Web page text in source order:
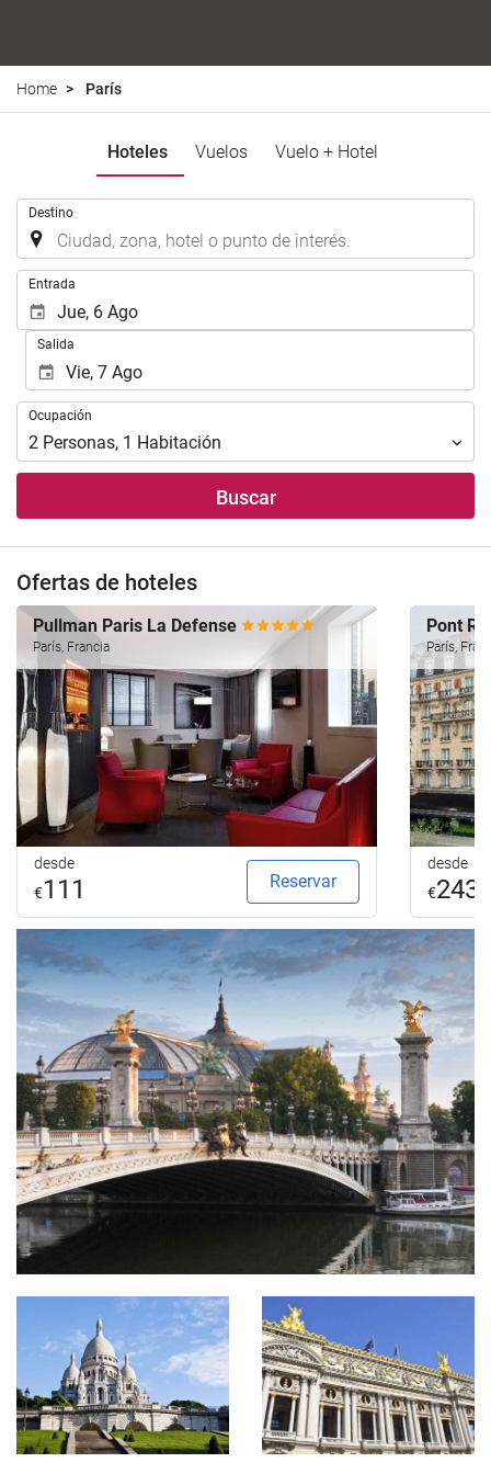
Home París
Hoteles Vuelos Vuelo + Hotel
Destino
Entrada
Salida
Ocupación
Ocupación
2 Personas, 1 Habitación
Buscar
Ofertas de hoteles
Pullman Paris La Defense
París, Francia
desde
€111 Reservar
Pont
París,
desde
€243